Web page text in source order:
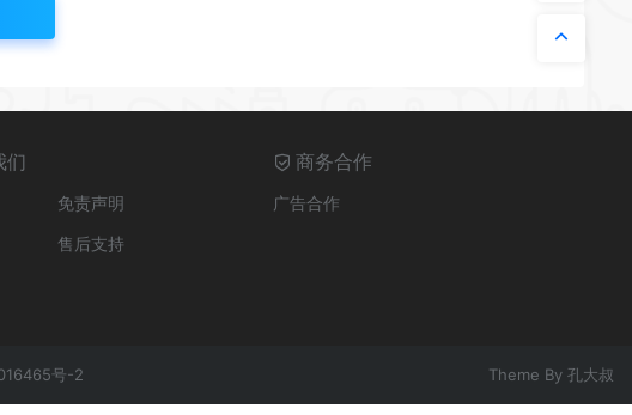
们
免责声明
售后支持
商务合作
广告合作
号-2 Theme By 孔大叔